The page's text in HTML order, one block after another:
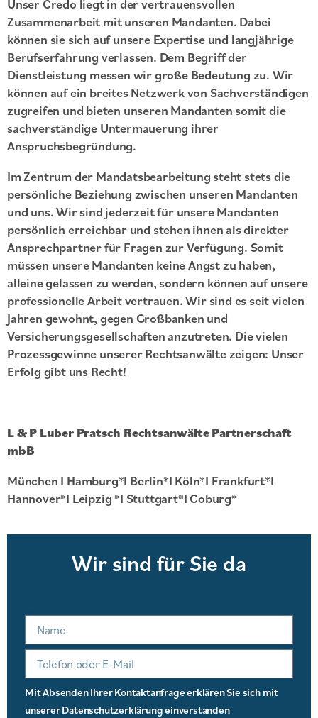
Unser Credo liegt in der vertrauensvollen
Zusammenarbeit mit unseren Mandanten. Dabei
können sie sich auf unsere Expertise und langjährige
Berufserfahrung verlassen. Dem Begriff der
Dienstleistung messen wir große Bedeutung zu. Wir
können auf ein breites Netzwerk von Sachverständigen
zugreifen und bieten unseren Mandanten somit die
sachverständige Untermauerung ihrer
Anspruchsbegründung.
Im Zentrum der Mandatsbearbeitung steht stets die
persönliche Beziehung zwischen unseren Mandanten
und uns. Wir sind jederzeit für unsere Mandanten
persönlich erreichbar und stehen ihnen als direkter
Ansprechpartner für Fragen zur Verfügung. Somit
müssen unsere Mandanten keine Angst zu haben,
alleine gelassen zu werden, sondern können auf unsere
professionelle Arbeit vertrauen. Wir sind es seit vielen
Jahren gewohnt, gegen Großbanken und
Versicherungsgesellschaften anzutreten. Die vielen
Prozessgewinne unserer Rechtsanwälte zeigen: Unser
Erfolg gibt uns Recht!
L & P Luber Pratsch Rechtsanwälte Partnerschaft
mbB
München I Hamburg*I Berlin*I Köln*I Frankfurt*I
Hannover*I Leipzig *I Stuttgart*I Coburg*
Wir sind für Sie da
Mit Absenden Ihrer Kontaktanfrage erklären Sie sich mit
unserer Datenschutzerklärung einverstanden